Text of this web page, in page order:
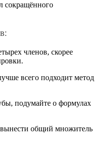
сокращённого
членов, скорее
всего подходит метод
подумайте о формулах
общий множитель